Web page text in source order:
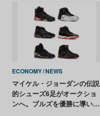
ECONOMY NEWS
マイケル・ジョーダンの伝説
的シューズ6足がオークショ
ンへ。ブルズを優勝に導いた